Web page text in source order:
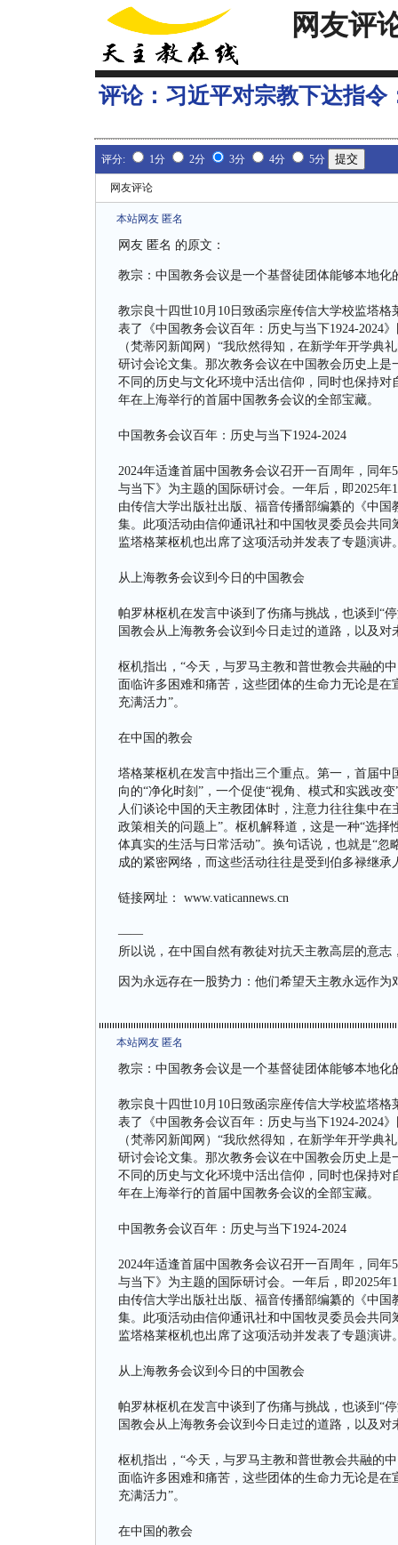
网友评
评论： 习近平对宗教下达指令
评分: 1分 2分 3分 4分 5分
网友评论
本站网友 匿名
网友 匿名 的原文：
教宗：中国教务会议是一个基督徒团体能够本地化
教宗良十四世10月10日致函宗座传信大学校监塔
表了《中国教务会议百年：历史与当下1924-2024
（梵蒂冈新闻网）“我欣然得知，在新学年开学典
研讨会论文集。那次教务会议在中国教会历史上
不同的历史与文化环境中活出信仰，同时也保持
年在上海举行的首届中国教务会议的全部宝藏。
中国教务会议百年：历史与当下1924-2024
2024年适逢首届中国教务会议召开一百周年，同
与当下》为主题的国际研讨会。一年后，即2025
由传信大学出版社出版、福音传播部编纂的《中
集。此项活动由信仰通讯社和中国牧灵委员会共
监塔格莱枢机也出席了这项活动并发表了专题演讲
从上海教务会议到今日的中国教会
帕罗林枢机在发言中谈到了伤痛与挑战，也谈到“
国教会从上海教务会议到今日走过的道路，以及对
枢机指出，“今天，与罗马主教和普世教会共融的
面临许多困难和痛苦，这些团体的生命力无论是
充满活力”。
在中国的教会
塔格莱枢机在发言中指出三个重点。第一，首届
向的“净化时刻”，一个促使“视角、模式和实践改
人们谈论中国的天主教团体时，注意力往往集中
政策相关的问题上”。枢机解释道，这是一种“选择
体真实的生活与日常活动”。换句话说，也就是“
成的紧密网络，而这些活动往往是受到伯多禄继承
链接网址： www.vaticannews.cn
——
所以说，在中国自然有教徒对抗天主教高层的意志
因为永远存在一股势力：他们希望天主教永远作为
本站网友 匿名
教宗：中国教务会议是一个基督徒团体能够本地化
教宗良十四世10月10日致函宗座传信大学校监塔
表了《中国教务会议百年：历史与当下1924-2024
（梵蒂冈新闻网）“我欣然得知，在新学年开学典
研讨会论文集。那次教务会议在中国教会历史上
不同的历史与文化环境中活出信仰，同时也保持
年在上海举行的首届中国教务会议的全部宝藏。
中国教务会议百年：历史与当下1924-2024
2024年适逢首届中国教务会议召开一百周年，同
与当下》为主题的国际研讨会。一年后，即2025
由传信大学出版社出版、福音传播部编纂的《中
集。此项活动由信仰通讯社和中国牧灵委员会共
监塔格莱枢机也出席了这项活动并发表了专题演讲
从上海教务会议到今日的中国教会
帕罗林枢机在发言中谈到了伤痛与挑战，也谈到“
国教会从上海教务会议到今日走过的道路，以及对
枢机指出，“今天，与罗马主教和普世教会共融的
面临许多困难和痛苦，这些团体的生命力无论是
充满活力”。
在中国的教会